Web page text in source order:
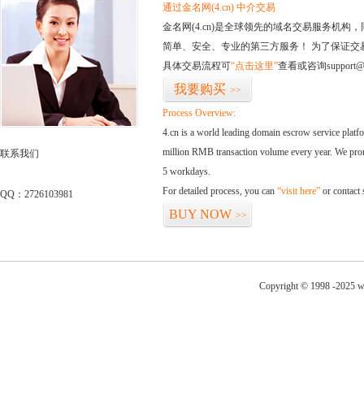
联系我们
QQ：2726103981
通过金名网(4.cn) 中介交易
金名网(4.cn)是全球领先的域名交易服务机构
简单、安全、专业的第三方服务！ 为了保证
具体交易流程可“点击这里”查看或咨询
我要购买 >>
Process Overview:
4.cn is a world leading domain escrow service
million RMB transaction volume every year. We
5 workdays.
For detailed process, you can “visit here” or contact
BUY NOW >>
Copyright © 1998 -2025